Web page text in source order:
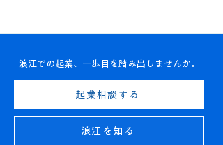
【お知らせ】ナミエシン
カメンバー（登録会員）
が1,000人になりました
浪江での起業、一歩目を踏み出しませんか。
起業相談する
浪江を知る